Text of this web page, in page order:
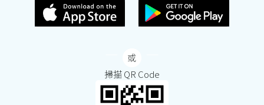
掃描 QR Code